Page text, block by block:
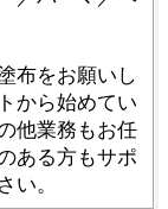
布をお願いし
から始めてい
他業務もお任
ある方もサポ
い。